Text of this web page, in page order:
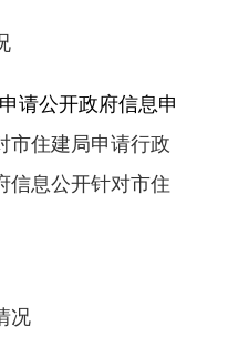
请公开政府信息申
市住建局申请行政
信息公开针对市住
况